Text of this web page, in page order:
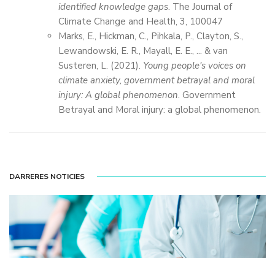
identified knowledge gaps. The Journal of
Climate Change and Health, 3, 100047
Marks, E., Hickman, C., Pihkala, P., Clayton, S.,
Lewandowski, E. R., Mayall, E. E., ... & van
Susteren, L. (2021). Young people's voices on
climate anxiety, government betrayal and moral
injury: A global phenomenon. Government
Betrayal and Moral injury: a global phenomenon.
DARRERES NOTICIES